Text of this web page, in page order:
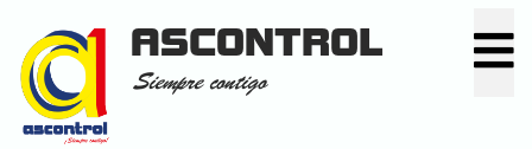
contenido
principal
ASCONTROL
Siempre contigo